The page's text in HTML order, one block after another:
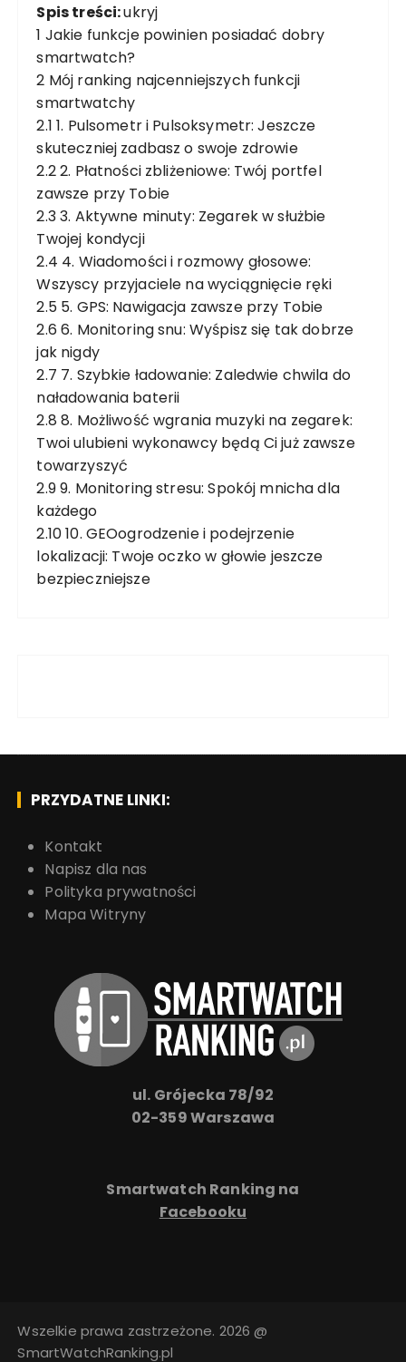
Spis treści:ukryj
1 Jakie funkcje powinien posiadać dobry
smartwatch?
2 Mój ranking najcenniejszych funkcji
smartwatchy
2.11. Pulsometr i Pulsoksymetr: Jeszcze
skuteczniej zadbasz o swoje zdrowie
2.22. Płatności zbliżeniowe: Twój portfel
zawsze przy Tobie
2.33. Aktywne minuty: Zegarek w służbie
Twojej kondycji
2.4 4. Wiadomości i rozmowy głosowe:
Wszyscy przyjaciele na wyciągnięcie ręki
2.5 5. GPS: Nawigacja zawsze przy Tobie
2.66. Monitoring snu: Wyśpisz się tak dobrze
jak nigdy
2.7 7. Szybkie ładowanie: Zaledwie chwila do
naładowania baterii
2.88. Możliwość wgrania muzyki na zegarek:
Twoi ulubieni wykonawcy będą Ci już zawsze
towarzyszyć
2.99. Monitoring stresu: Spokój mnicha dla
każdego
2.1010. GEOogrodzenie i podejrzenie
lokalizacji: Twoje oczko w głowie jeszcze
bezpieczniejsze
PRZYDATNE LINKI:
Kontakt
Napisz dla nas
Polityka prywatności
Mapa Witryny
ul. Grójecka 78/92
02-359 Warszawa
Smartwatch Ranking na
Facebooku
Wszelkie prawa zastrzeżone. 2026 @
SmartWatchRanking.pl